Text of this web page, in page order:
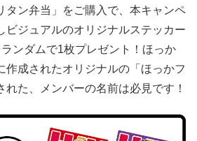
ン弁当」をご購入で、本キャンペ
ビジュアルのオリジナルステッカー
ランダムで1枚プレゼント！ほっか
作成されたオリジナルの「ほっかフ
れた、メンバーの名前は必見です！